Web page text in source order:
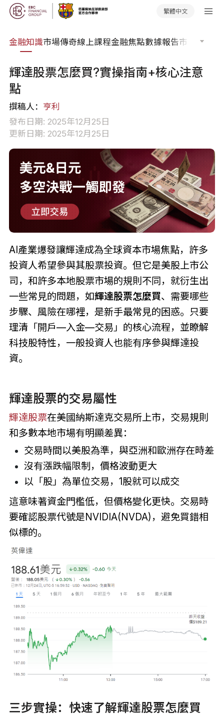
繁體中文
金融知識市場傳奇線上課程金融焦點數據報告市場分析
輝達股票怎麼買?實操指南+核心注意
點
撰稿人： 亨利
發布日期: 2025年12月25日
更新日期: 2025年12月25日
AI產業爆發讓輝達成為全球資本市場焦點，許多
投資人希望參與其股票投資。但它是美股上市公
司，和許多本地股票市場的規則不同，就衍生出
一些常見的問題，如輝達股票怎麼買、需要哪些
步驟、風險在哪裡，是新手最常見的困惑。只要
理清「開戶—入金—交易」的核心流程，並瞭解
科技股特性，一般投資人也能有序參與輝達投
資。
輝達股票的交易屬性
輝達股票在美國納斯達克交易所上市，交易規則
和多數本地市場有明顯差異：
交易時間以美股為準，與亞洲和歐洲存在時差
沒有漲跌幅限制，價格波動更大
以「股」為單位交易，1股就可以成交
這意味著資金門檻低，但價格變化更快。交易時
要確認股票代號是NVIDIA(NVDA)，避免買錯相
似標的。
三步實操：快速了解輝達股票怎麼買